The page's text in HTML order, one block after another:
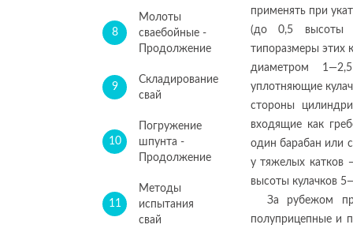
8
Молоты
сваебойные -
Продолжение
9
Складирование
свай
10
Погружение
шпунта -
Продолжение
11
Методы
испытания
свай
применять при
(до 0,5 высоты
типоразмеры этих
диаметром
уплотняющие
стороны
входящие как
один барабан или
у тяжелых катков
высоты кулачков
За рубежом
полуприцепные и